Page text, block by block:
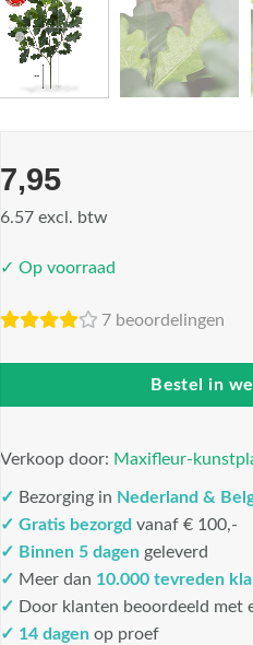
7,95
6.57 excl. btw
✓ Op voorraad
7 beoordelingen
Bestel in
Verkoop door: Maxifleur-
✓ Bezorging in Nederland &
✓ Gratis bezorgd vanaf € 100,-
✓ Binnen 5 dagen geleverd
✓ Meer dan 10.000 tevreden
✓ Door klanten beoordeeld met
✓ 14 dagen op proef